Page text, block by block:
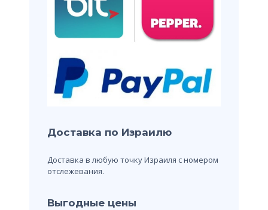
Доставка по Израилю
Доставка в любую точку Израиля с номером
отслежевания.
Выгодные цены